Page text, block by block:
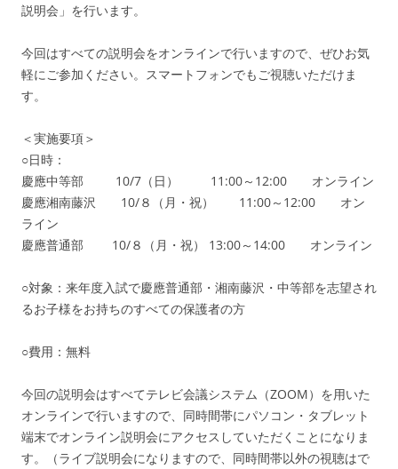
説明会」を行います。
今回はすべての説明会をオンラインで行いますので、ぜひお気
軽にご参加ください。スマートフォンでもご視聴いただけま
す。
＜実施要項＞
○日時：
慶應中等部 10/7（日） 11:00～12:00 オンライン
慶應湘南藤沢 10/８（月・祝） 11:00～12:00 オン
ライン
慶應普通部 10/８（月・祝） 13:00～14:00 オンライン
○対象：来年度入試で慶應普通部・湘南藤沢・中等部を志望され
るお子様をお持ちのすべての保護者の方
○費用：無料
今回の説明会はすべてテレビ会議システム（ZOOM）を用いた
オンラインで行いますので、同時間帯にパソコン・タブレット
端末でオンライン説明会にアクセスしていただくことになりま
す。（ライブ説明会になりますので、同時間帯以外の視聴はで